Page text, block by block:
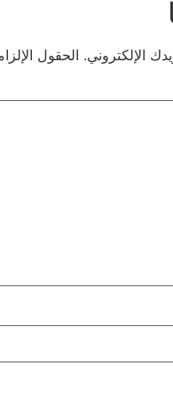
الإلكتروني. الحقول